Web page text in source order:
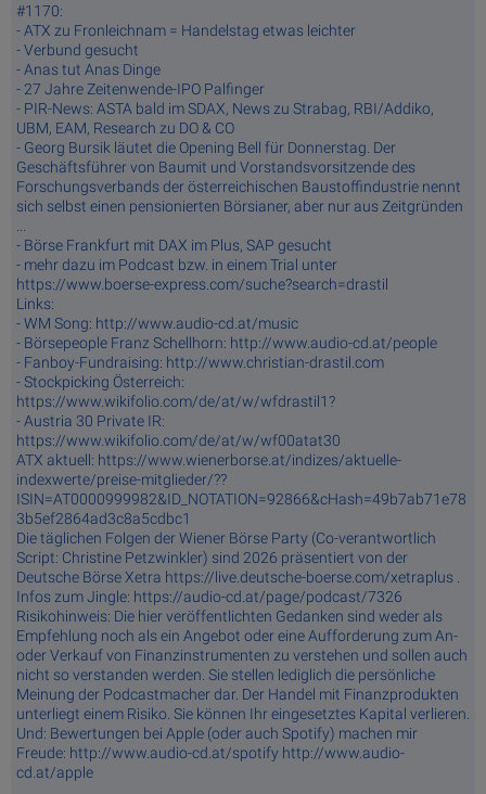
#1170:
- ATX zu Fronleichnam = Handelstag etwas leichter
- Verbund gesucht
- Anas tut Anas Dinge
- 27 Jahre Zeitenwende-IPO Palfinger
- PIR-News: ASTA bald im SDAX, News zu Strabag, RBI/Addiko,
UBM, EAM, Research zu DO & CO
- Georg Bursik läutet die Opening Bell für Donnerstag. Der
Geschäftsführer von Baumit und Vorstandsvorsitzende des
Forschungsverbands der österreichischen Baustoffindustrie nennt
sich selbst einen pensionierten Börsianer, aber nur aus Zeitgründen
...
- Börse Frankfurt mit DAX im Plus, SAP gesucht
- mehr dazu im Podcast bzw. in einem Trial unter
https://www.boerse-express.com/suche?search=drastil
Links:
- WM Song: http://www.audio-cd.at/music
- Börsepeople Franz Schellhorn: http://www.audio-cd.at/people
- Fanboy-Fundraising: http://www.christian-drastil.com
- Stockpicking Österreich:
https://www.wikifolio.com/de/at/w/wfdrastil1?
- Austria 30 Private IR:
https://www.wikifolio.com/de/at/w/wf00atat30
ATX aktuell: https://www.wienerborse.at/indizes/aktuelle-
indexwerte/preise-mitglieder/??
ISIN=AT0000999982&ID_NOTATION=92866&cHash=49b7ab71e78
3b5ef2864ad3c8a5cdbc1
Die täglichen Folgen der Wiener Börse Party (Co-verantwortlich
Script: Christine Petzwinkler) sind 2026 präsentiert von der
Deutsche Börse Xetra https://live.deutsche-boerse.com/xetraplus .
Infos zum Jingle: https://audio-cd.at/page/podcast/7326
Risikohinweis: Die hier veröffentlichten Gedanken sind weder als
Empfehlung noch als ein Angebot oder eine Aufforderung zum An-
oder Verkauf von Finanzinstrumenten zu verstehen und sollen auch
nicht so verstanden werden. Sie stellen lediglich die persönliche
Meinung der Podcastmacher dar. Der Handel mit Finanzprodukten
unterliegt einem Risiko. Sie können Ihr eingesetztes Kapital verlieren.
Und: Bewertungen bei Apple (oder auch Spotify) machen mir
Freude: http://www.audio-cd.at/spotify http://www.audio-
cd.at/apple